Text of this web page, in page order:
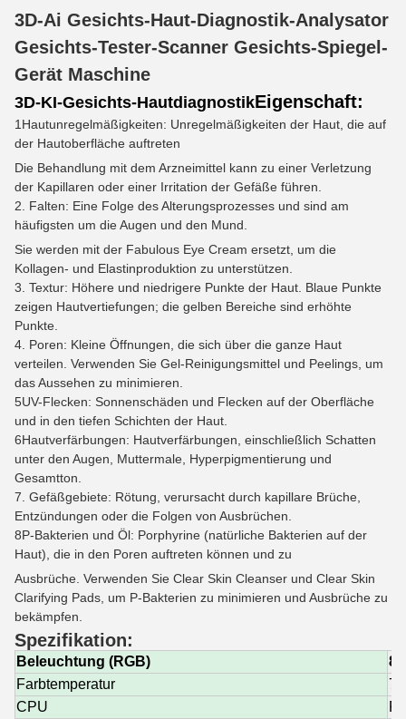
3D-Ai Gesichts-Haut-Diagnostik-Analysator
Gesichts-Tester-Scanner Gesichts-Spiegel-
Gerät Maschine
3D-KI-Gesichts-HautdiagnostikEigenschaft:
1Hautunregelmäßigkeiten: Unregelmäßigkeiten der Haut, die auf
der Hautoberfläche auftreten
Die Behandlung mit dem Arzneimittel kann zu einer Verletzung
der Kapillaren oder einer Irritation der Gefäße führen.
2. Falten: Eine Folge des Alterungsprozesses und sind am
häufigsten um die Augen und den Mund.
Sie werden mit der Fabulous Eye Cream ersetzt, um die
Kollagen- und Elastinproduktion zu unterstützen.
3. Textur: Höhere und niedrigere Punkte der Haut. Blaue Punkte
zeigen Hautvertiefungen; die gelben Bereiche sind erhöhte
Punkte.
4. Poren: Kleine Öffnungen, die sich über die ganze Haut
verteilen. Verwenden Sie Gel-Reinigungsmittel und Peelings, um
das Aussehen zu minimieren.
5UV-Flecken: Sonnenschäden und Flecken auf der Oberfläche
und in den tiefen Schichten der Haut.
6Hautverfärbungen: Hautverfärbungen, einschließlich Schatten
unter den Augen, Muttermale, Hyperpigmentierung und
Gesamtton.
7. Gefäßgebiete: Rötung, verursacht durch kapillare Brüche,
Entzündungen oder die Folgen von Ausbrüchen.
8P-Bakterien und Öl: Porphyrine (natürliche Bakterien auf der
Haut), die in den Poren auftreten können und zu
Ausbrüche. Verwenden Sie Clear Skin Cleanser und Clear Skin
Clarifying Pads, um P-Bakterien zu minimieren und Ausbrüche zu
bekämpfen.
Spezifikation:
Beleuchtung (RGB)
Farbtemperatur
CPU